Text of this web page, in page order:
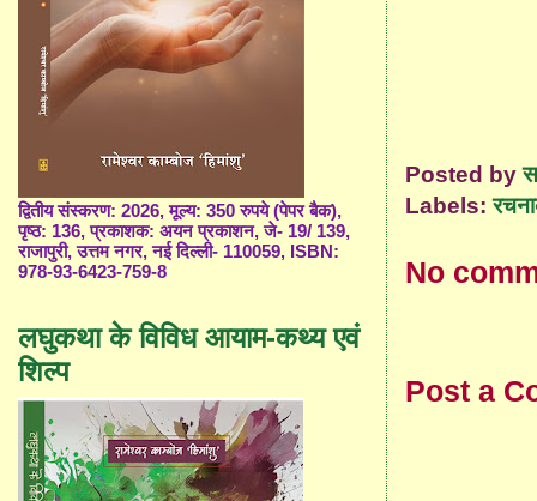
Posted by
Labels:
No
Post a
द्वितीय संस्करण: 2026, मूल्य: 350 रुपये (पेपर बैक),
पृष्ठ: 136, प्रकाशक: अयन प्रकाशन, जे- 19/ 139,
राजापुरी, उत्तम नगर, नई दिल्ली- 110059, ISBN:
978-93-6423-759-8
लघुकथा के विविध आयाम-कथ्य एवं
शिल्प